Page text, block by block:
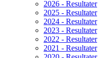
2026 - Resultater
2025 - Resultater
2024 - Resultater
2023 - Resultater
2022 - Resultater
2021 - Resultater